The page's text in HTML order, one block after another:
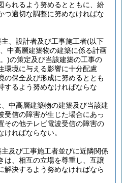
られるよう努めるとともに、紛
つ適切な調整に努めなければな
、設計者及び工事施工者(以下
中高層建築物の建築に係る計画
)の策定及び当該建築の工事の
環境に与える影響に十分配慮
の保全及び形成に努めるととも
するよう努めなければならな
中高層建築物の建築及び当該建
受信の障害が生じた場合にあっ
その他テレビ電波受信の障害の
ればならない。
及び工事施工者並びに近隣関係
は、相互の立場を尊重し、互譲
解決するよう努めなければなら